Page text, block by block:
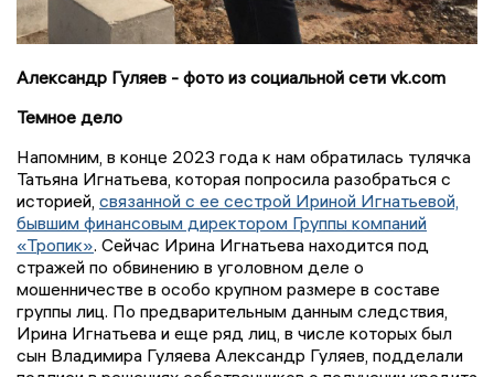
Александр Гуляев - фото из социальной сети vk.com
Темное дело
Напомним, в конце 2023 года к нам обратилась тулячка
Татьяна Игнатьева, которая попросила разобраться с
историей, связанной с ее сестрой Ириной Игнатьевой,
бывшим финансовым директором Группы компаний
«Тропик». Сейчас Ирина Игнатьева находится под
стражей по обвинению в уголовном деле о
мошенничестве в особо крупном размере в составе
группы лиц. По предварительным данным следствия,
Ирина Игнатьева и еще ряд лиц, в числе которых был
сын Владимира Гуляева Александр Гуляев, подделали